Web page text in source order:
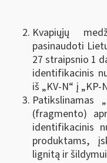
Kvapiųjų
pasinaudoti
27 straipsnio 1
identifikacinis
iš „KV-N“ į „KP-
Patikslinamas
(fragmento)
identifikacinis
produktams,
lignitą ir